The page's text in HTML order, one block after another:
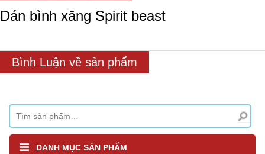
Dán bình xăng Spirit beast
Bình Luận về sản phẩm
DANH MỤC SẢN PHẨM